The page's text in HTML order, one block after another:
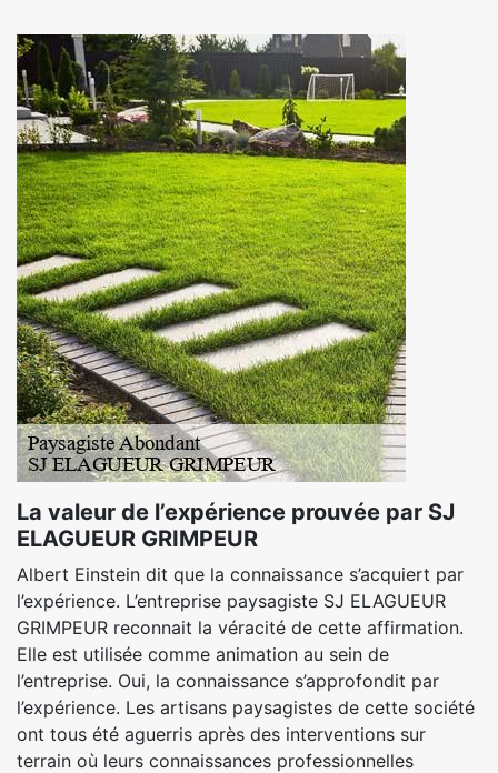
La valeur de l’expérience prouvée par SJ
ELAGUEUR GRIMPEUR
Albert Einstein dit que la connaissance s’acquiert par
l’expérience. L’entreprise paysagiste SJ ELAGUEUR
GRIMPEUR reconnait la véracité de cette affirmation.
Elle est utilisée comme animation au sein de
l’entreprise. Oui, la connaissance s’approfondit par
l’expérience. Les artisans paysagistes de cette société
ont tous été aguerris après des interventions sur
terrain où leurs connaissances professionnelles